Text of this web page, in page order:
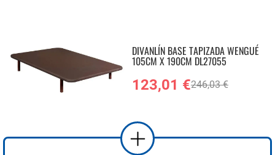
DIVANLÍN BASE TAPIZADA WENGUÉ
105CM X 190CM DL27055
123,01 €246,03 €